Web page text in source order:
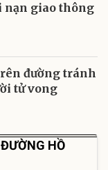
nạn giao thông
đường tránh
tử vong
HỒ